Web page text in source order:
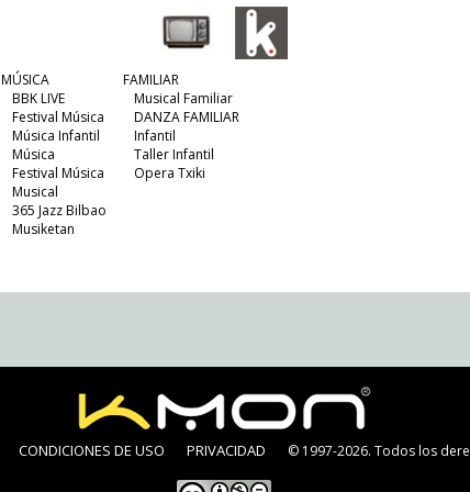
MÚSICA
BBK LIVE
Festival Música
Música Infantil
Música
Festival Música
Musical
365 Jazz Bilbao
Musiketan
FAMILIAR
Musical Familiar
DANZA FAMILIAR
Infantil
Taller Infantil
Opera Txiki
CONDICIONES DE USO PRIVACIDAD © 1997-2026. Todos los